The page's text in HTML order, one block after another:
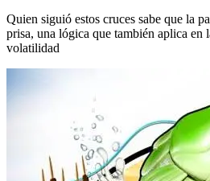
Quien siguió estos cruces sabe que la
prisa, una lógica que también aplica en
volatilidad